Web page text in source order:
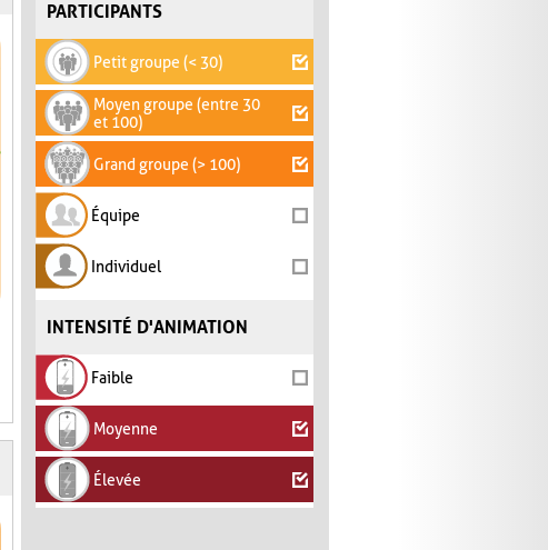
PARTICIPANTS
Petit groupe (< 30)
Moyen groupe (entre 30
et 100)
Grand groupe (> 100)
Équipe
Individuel
INTENSITÉ D'ANIMATION
Faible
Moyenne
Élevée